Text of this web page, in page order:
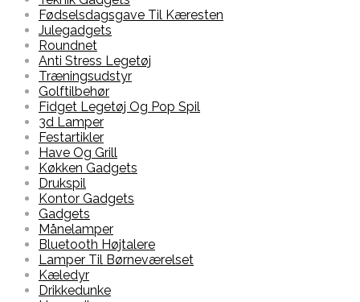
Fødselsdagsgave Til Kæresten
Julegadgets
Roundnet
Anti Stress Legetøj
Træningsudstyr
Golftilbehør
Fidget Legetøj Og Pop Spil
3d Lamper
Festartikler
Have Og Grill
Køkken Gadgets
Drukspil
Kontor Gadgets
Gadgets
Månelamper
Bluetooth Højtalere
Lamper Til Børneværelset
Kæledyr
Drikkedunke